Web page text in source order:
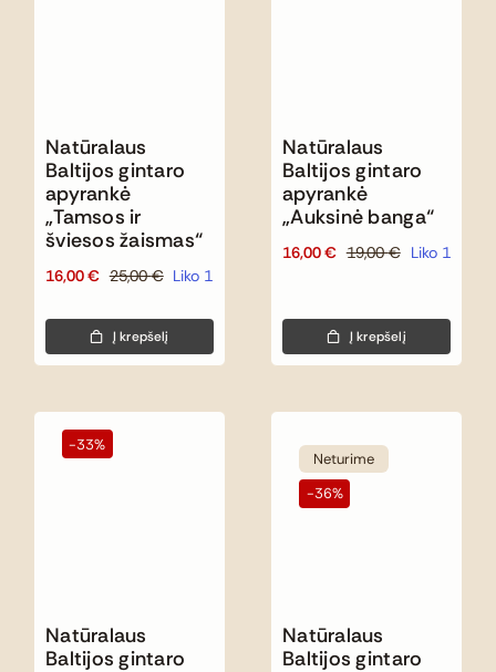
Natūralaus
Baltijos gintaro
apyrankė
„Tamsos ir
šviesos žaismas“
25,00€
Original
was:
25,00 €.
16,00€
Current
is:
16,00 €.
Liko 1
Į krepšelį
Natūralaus
Baltijos gintaro
apyrankė
„Auksinė banga“
19,00€
Original
19,00 €.
16,00€
Current
16,00 €.
Liko 1
Į krepšelį
-33%
Natūralaus
Baltijos gintaro
Neturime
-36%
Natūralaus
Baltijos gintaro